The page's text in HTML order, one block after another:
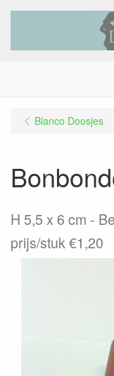
Blanco Doosjes
H 5,5 x 6 cm -
prijs/stuk €1,20